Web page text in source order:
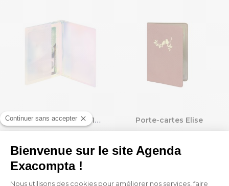
Porte-cartes Iris 7 x 10 cm
2,70 €
Porte-cartes Elise